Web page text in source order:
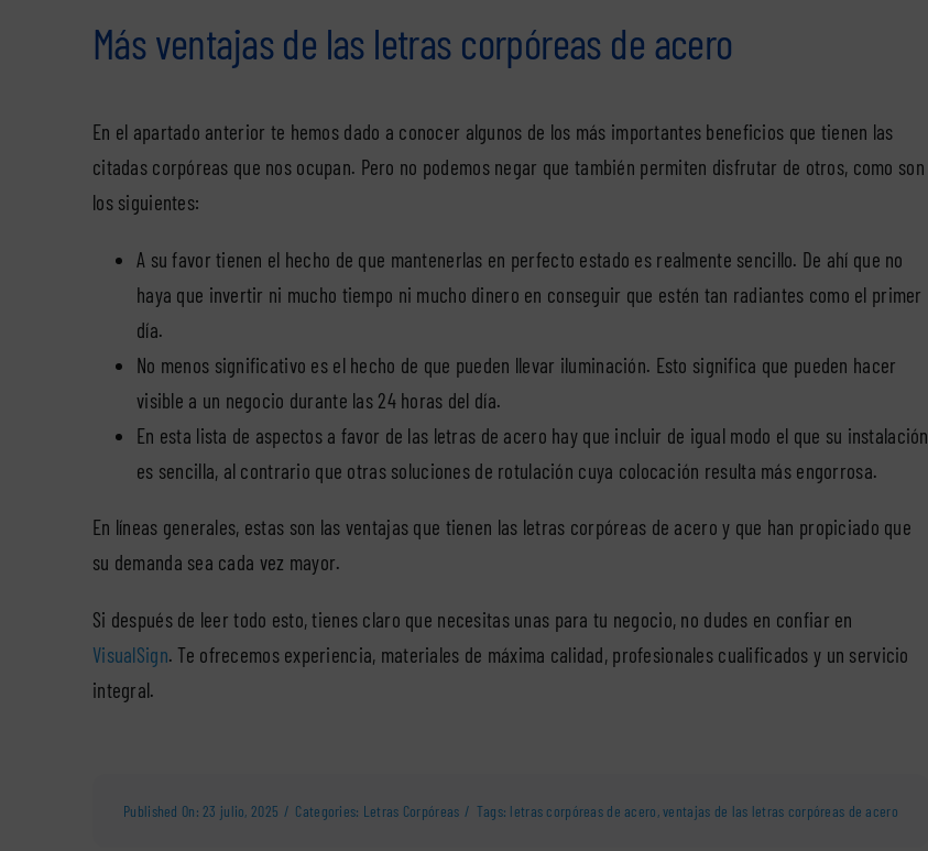
Más ventajas de las letras corpóreas de acero
En el apartado anterior te hemos dado a conocer algunos de los más importantes beneficios que tienen las
citadas corpóreas que nos ocupan. Pero no podemos negar que también permiten disfrutar de otros, como son
los siguientes:
A su favor tienen el hecho de que mantenerlas en perfecto estado es realmente sencillo. De ahí que no
haya que invertir ni mucho tiempo ni mucho dinero en conseguir que estén tan radiantes como el primer
día.
No menos significativo es el hecho de que pueden llevar iluminación. Esto significa que pueden hacer
visible a un negocio durante las 24 horas del día.
En esta lista de aspectos a favor de las letras de acero hay que incluir de igual modo el que su instalación
es sencilla, al contrario que otras soluciones de rotulación cuya colocación resulta más engorrosa.
En líneas generales, estas son las ventajas que tienen las letras corpóreas de acero y que han propiciado que
su demanda sea cada vez mayor.
Si después de leer todo esto, tienes claro que necesitas unas para tu negocio, no dudes en confiar en
VisualSign. Te ofrecemos experiencia, materiales de máxima calidad, profesionales cualificados y un servicio
integral.
Published On: 23 julio, 2025 / Categories: Letras Corpóreas / Tags: letras corpóreas de acero,ventajas de las letras corpóreas de acero